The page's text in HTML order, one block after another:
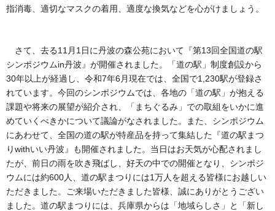
指消毒、適切なマスクの着用、適度な換気などを心がけましょう。
さて、去る11月1日に丹波の森公苑において『第13回全国道の駅
シンポジウムin丹波』が開催されました。「道の駅」制度創設から
30年以上が経過し、令和7年6月現在では、全国で1,230駅が登録さ
れています。今回のシンポジウムでは、各地の「道の駅」が抱える
課題や将来の展望が紹介され、「まちぐるみ」での取組をいかに進
めていくべきかについて議論がなされました。また、シンポジウム
にあわせて、全国の道の駅が特産品を持って集結した『道の駅まつ
りwithいい丹波』も開催されました。当日はお天気が心配されまし
たが、前日の雨を吹き飛ばし、好天の中での開催となり、シンポジ
ウムには約600人、道の駅まつりには1万人を超える皆様にお越しい
ただきました。ご来場いただきました皆様、誠にありがとうござい
ました。道の駅まつりには、兵庫県からは「地域らしさ」と「新し